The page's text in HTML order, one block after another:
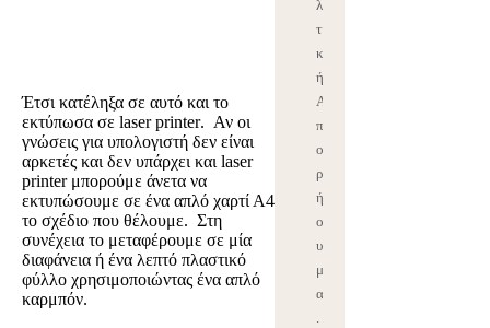
Έτσι κατέληξα σε αυτό και το
εκτύπωσα σε laserprinter. Αν οι
γνώσεις για υπολογιστή δεν είναι
αρκετές και δεν υπάρχει καιlaser
printerμπορούμε άνετα να
εκτυπώσουμε σε ένα απλό χαρτί Α4
το σχέδιο που θέλουμε. Στη
συνέχεια το μεταφέρουμε σε μία
διαφάνεια ή ένα λεπτό πλαστικό
φύλλο χρησιμοποιώντας ένα απλό
καρμπόν.
λι
τι
κ
ή
Α
π
ο
ρρ
ήτ
ο
υ
μ
ας
.